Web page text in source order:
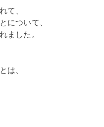
て、
について、
ました。
は、